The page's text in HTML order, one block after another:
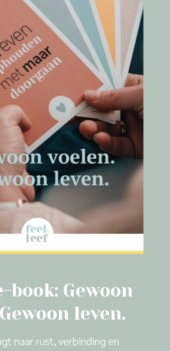
book: Gewoon
leven.
naar rust, verbinding en